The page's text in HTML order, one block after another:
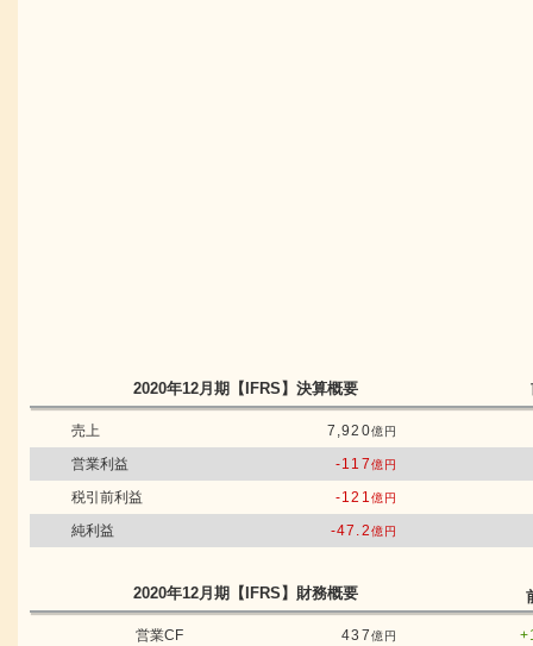
2020年12月期 【IFRS】決算概要
売上 7,920億円
営業利益 -117億円
税引前利益 -121億円
純利益 -47.2億円
2020年12月期 【IFRS】 財務概要
営業CF 437億円